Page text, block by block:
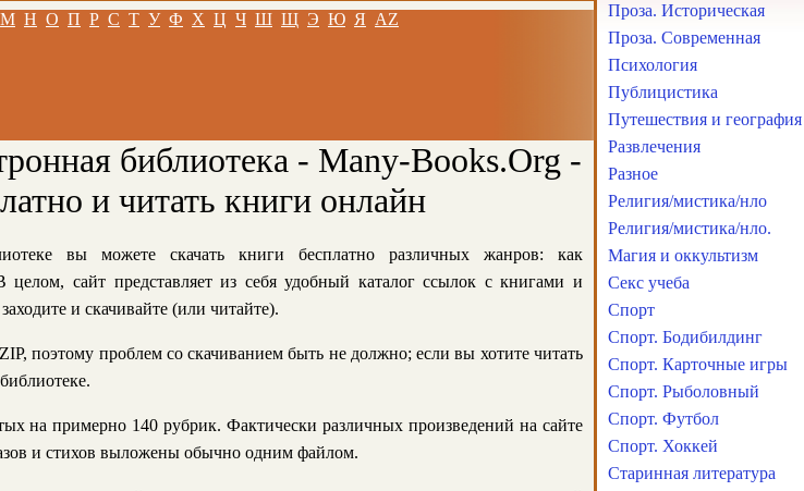
М Н О П Р С Т У Ф Х Ц Ч Ш Щ Э Ю Я AZ
библиотека - Many-Books.Org -
и читать книги онлайн
вы можете скачать книги бесплатно различных жанров: как
сайт представляет из себя удобный каталог ссылок с книгами и
и скачивайте (или читайте).
поэтому проблем со скачиванием быть не должно; если вы хотите читать
на примерно 140 рубрик. Фактически различных произведений на сайте
и стихов выложены обычно одним файлом.
Проза. Историческая
Проза. Современная
Психология
Публицистика
Путешествия и география
Развлечения
Разное
Религия/мистика/нло
Религия/мистика/нло.
Магия и оккультизм
Секс учеба
Спорт
Спорт. Бодибилдинг
Спорт. Карточные игры
Спорт. Рыболовный
Спорт. Футбол
Спорт. Хоккей
Старинная литература